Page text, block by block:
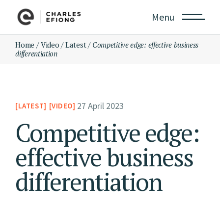
Menu
Home Video Latest
Competitive edge: effective business
differentiation
LATEST VIDEO 27 April 2023
Competitive edge:
effective business
differentiation